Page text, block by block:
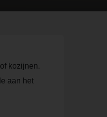
kozijnen.
aan het